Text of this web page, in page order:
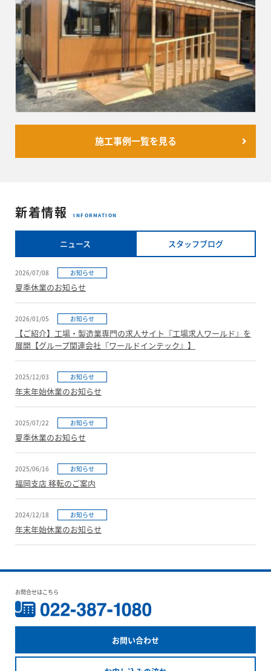
施工事例一覧を見る
新着情報 INFORMATION
ニュース スタッフブログ
2026/07/08 お知らせ
夏季休業のお知らせ
2026/01/05 お知らせ
【ご紹介】工場・製造業専門の求人サイト『工場求人ワールド』を
展開【グループ関連会社『ワールドインテック』】
2025/12/03 お知らせ
年末年始休業のお知らせ
2025/07/22 お知らせ
夏季休業のお知らせ
2025/06/16 お知らせ
福岡支店 移転のご案内
2024/12/18 お知らせ
年末年始休業のお知らせ
お問合せはこちら
お問い合わせ